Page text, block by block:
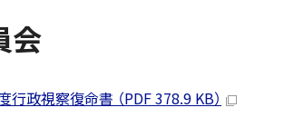
会
政視察復命書 （PDF 378.9 KB）